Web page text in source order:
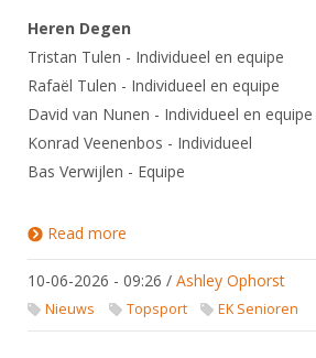
Verwerk wedstrijduitslagen
NK organiseren
Promotie en logo
Touché
Heren Degen
Tristan Tulen - Individueel en equipe
Rafaël Tulen - Individueel en equipe
David van Nunen - Individueel en equipe
Konrad Veenenbos - Individueel
Bas Verwijlen - Equipe
Read more
10-06-2026 - 09:26 / Ashley Ophorst
Nieuws Topsport EK Senioren